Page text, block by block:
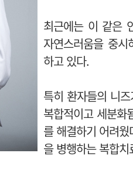
최근에는 이 같은
자연스러움을 중
하고 있다.
특히 환자들의 니
복합적이고 세분화
를 해결하기 어려
을 병행하는 복합